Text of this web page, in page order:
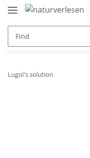
Lugol's solution